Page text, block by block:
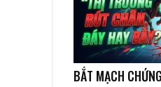
BẮT MẠCH